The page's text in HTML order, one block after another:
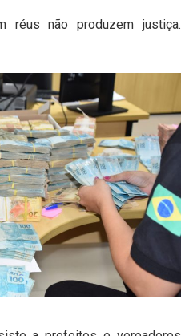
réus não produzem justiça.